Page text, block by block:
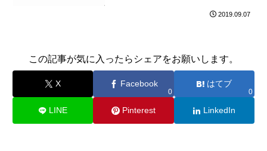
2019.09.07
この記事が気に入ったらシェアをお願いします。
X Facebook
0
はてブ
0
LINE Pinterest LinkedIn